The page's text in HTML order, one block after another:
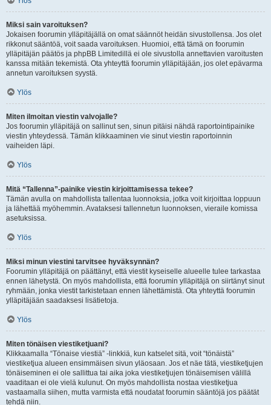
Miksi sain varoituksen?
Jokaisen foorumin ylläpitäjällä on omat säännöt heidän sivustollensa. Jos olet
rikkonut sääntöä, voit saada varoituksen. Huomioi, että tämä on foorumin
ylläpitäjän päätös ja phpBB Limitedillä ei ole sivustolla annettavien varoitusten
kanssa mitään tekemistä. Ota yhteyttä foorumin ylläpitäjään, jos olet epävarma
annetun varoituksen syystä.
Ylös
Miten ilmoitan viestin valvojalle?
Jos foorumin ylläpitäjä on sallinut sen, sinun pitäisi nähdä raportointipainike
viestin yhteydessä. Tämän klikkaaminen vie sinut viestin raportoinnin
vaiheiden läpi.
Ylös
Mitä “Tallenna”-painike viestin kirjoittamisessa tekee?
Tämän avulla on mahdollista tallentaa luonnoksia, jotka voit kirjoittaa loppuun
ja lähettää myöhemmin. Avataksesi tallennetun luonnoksen, vieraile komissa
asetuksissa.
Ylös
Miksi minun viestini tarvitsee hyväksynnän?
Foorumin ylläpitäjä on päättänyt, että viestit kyseiselle alueelle tulee tarkastaa
ennen lähetystä. On myös mahdollista, että foorumin ylläpitäjä on siirtänyt sinut
ryhmään, jonka viestit tarkistetaan ennen lähettämistä. Ota yhteyttä foorumin
ylläpitäjään saadaksesi lisätietoja.
Ylös
Miten tönäisen viestiketjuani?
Klikkaamalla “Tönaise viestiä” -linkkiä, kun katselet sitä, voit “tönäistä”
viestiketjua alueen ensimmäisen sivun yläosaan. Jos et näe tätä, viestiketjujen
tönäiseminen ei ole sallittua tai aika joka viestiketjujen tönäisemisen välillä
vaaditaan ei ole vielä kulunut. On myös mahdollista nostaa viestiketjua
vastaamalla siihen, mutta varmista että noudatat foorumin sääntöjä jos päätät
tehdä niin.